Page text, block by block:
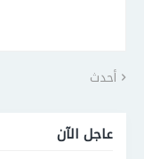
أحدث
عاجل الآن